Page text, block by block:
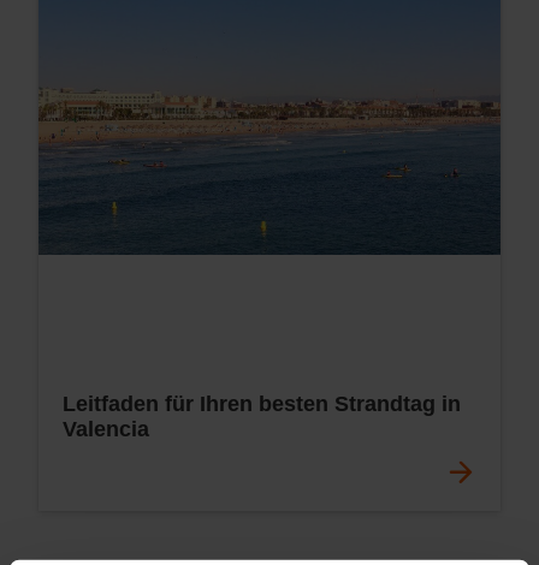
Leitfaden für Ihren besten Strandtag in
Valencia